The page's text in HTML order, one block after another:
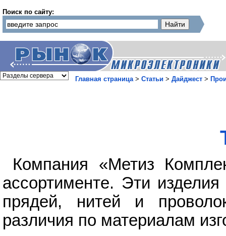
Поиск по сайту:
Главная страница> Статьи > Дайджест >
Компания «Метиз
ассортименте. Эти
прядей, нитей и
различия по материалам